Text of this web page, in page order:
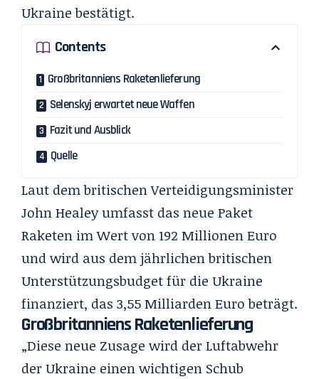
Ukraine bestätigt.
Contents
Großbritanniens Raketenlieferung
Selenskyj erwartet neue Waffen
Fazit und Ausblick
Quelle
Laut dem britischen Verteidigungsminister
John Healey umfasst das neue Paket
Raketen im Wert von 192 Millionen Euro
und wird aus dem jährlichen britischen
Unterstützungsbudget für die Ukraine
finanziert, das 3,55 Milliarden Euro beträgt.
Großbritanniens Raketenlieferung
„Diese neue Zusage wird der Luftabwehr
der Ukraine einen wichtigen Schub